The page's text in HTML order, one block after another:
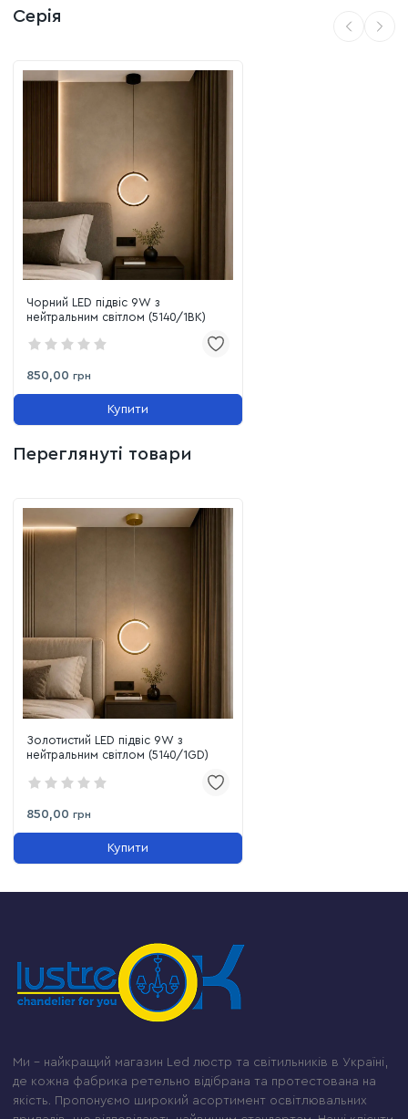
Барна стійка
традиційним бра у спальні.
елегантним декором.
Серія
Чорний LED підвіс 9W з
нейтральним світлом (5140/1BK)
850,00 грн
Купити
Переглянуті товари
Золотистий LED підвіс 9W з
нейтральним світлом (5140/1GD)
850,00 грн
Купити
Ми – найкращий магазин Led люстр та світильників в Україні,
де кожна фабрика ретельно відібрана та протестована на
якість. Пропонуємо широкий асортимент освітлювальних